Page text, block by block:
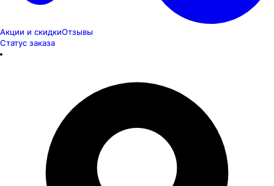
Акции и скидкиОтзывы
Статус заказа